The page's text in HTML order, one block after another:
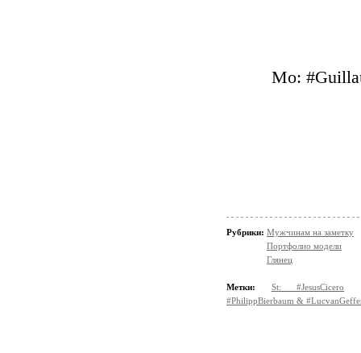
Mo:
Рубрики: Мужчинам на заметку
Портфолио модели
Глянец
Метки:
St: #JesusCicero
#PhilippBierbaum &